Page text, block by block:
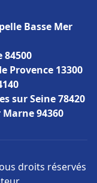
Basse Mer
Provence 13300
sur Seine 78420
94360
droits réservés